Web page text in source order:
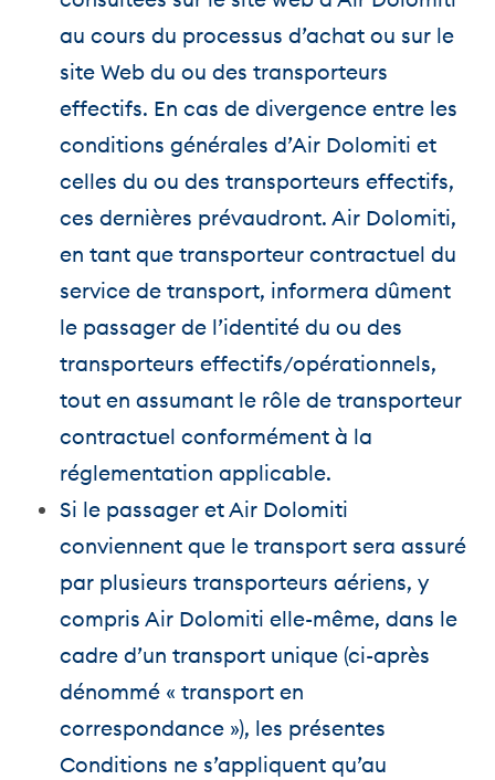
au cours du processus d’achat ou sur le
site Web du ou des transporteurs
effectifs. En cas de divergence entre les
conditions générales d’Air Dolomiti et
celles du ou des transporteurs effectifs,
ces dernières prévaudront. Air Dolomiti,
en tant que transporteur contractuel du
service de transport, informera dûment
le passager de l’identité du ou des
transporteurs effectifs/opérationnels,
tout en assumant le rôle de transporteur
contractuel conformément à la
réglementation applicable.
Si le passager et Air Dolomiti
conviennent que le transport sera assuré
par plusieurs transporteurs aériens, y
compris Air Dolomiti elle-même, dans le
cadre d’un transport unique (ci-après
dénommé « transport en
correspondance »), les présentes
Conditions ne s’appliquent qu’au